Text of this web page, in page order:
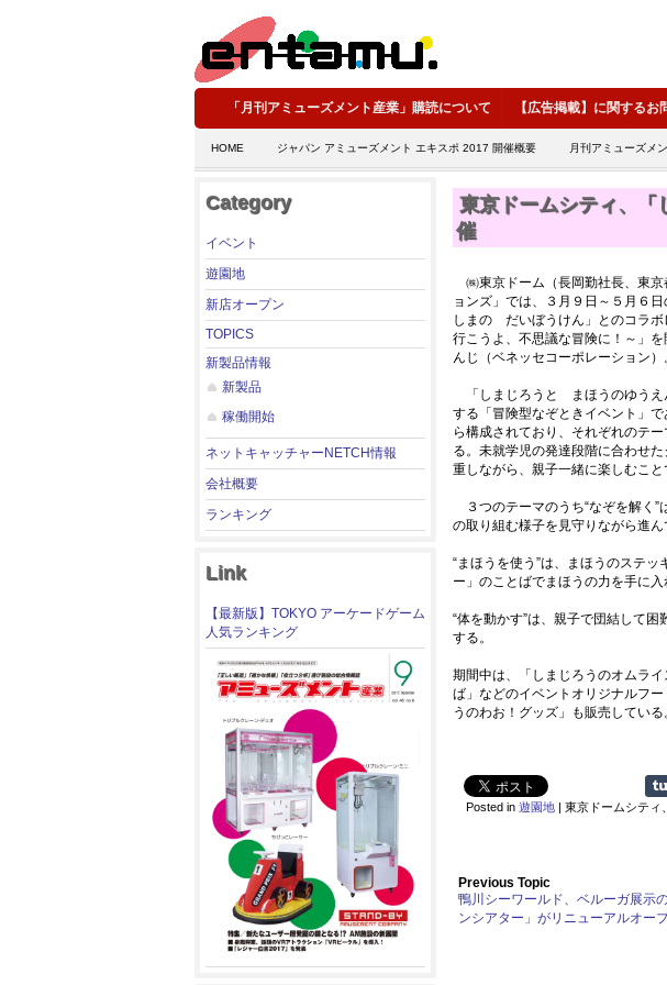
「月刊アミューズメント産業」購読について 【広告掲載】に関するお
HOME ジャパン アミューズメント エキスポ 2017 開催概要 月刊アミューズメ
Category
イベント
遊園地
新店オープン
TOPICS
新製品情報
新製品
稼働開始
ネットキャッチャーNETCH情報
会社概要
ランキング
Link
【最新版】TOKYO アーケードゲーム
人気ランキング
東京ドームシティ、「
催
㈱東京ドーム（長岡勤社長、東京
ョンズ」では、３月９日～５月６
しまの だいぼうけん」とのコラ
行こうよ、不思議な冒険に！～」
んじ（ベネッセコーポレーション）
「しまじろうと まほうのゆうえ
する「冒険型なぞときイベント」で
ら構成されており、それぞれのテ
る。未就学児の発達段階に合わせ
重しながら、親子一緒に楽しむこ
３つのテーマのうち“なぞを解く”
の取り組む様子を見守りながら進ん
“まほうを使う”は、まほうのステ
ー」のことばでまほうの力を手に入
“体を動かす”は、親子で団結して
する。
期間中は、「しまじろうのオムラ
ば」などのイベントオリジナルフ
うのわお！グッズ」も販売している
Posted in 遊園地| 東京ドームシティ
Previous Topic
鴨川シーワールド、ベルーガ展示
ンシアター」がリニューアルオー